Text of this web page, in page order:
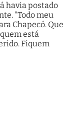
havia postado
"Todo meu
Chapecó. Que
está
Fiquem